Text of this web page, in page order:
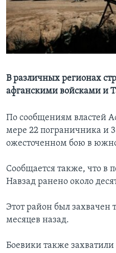
Learning English
СОЦИАЛЬНЫЕ СЕТИ
Языки
В различных регионах
афганскими войсками и
По сообщениям властей
мере 22 пограничника и
ожесточенном бою в
Сообщается также, что в
Навзад ранено около
Этот район был захвачен
месяцев назад.
Боевики также захватили